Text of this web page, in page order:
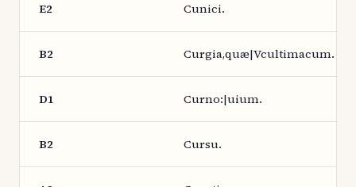
E2 Cunici.
B2 Curgia,quæ|Vcultimacum.
D1 Curno:|uium.
B2 Cursu.